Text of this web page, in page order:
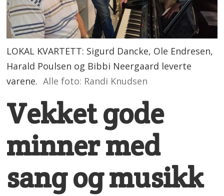
LOKAL KVARTETT: Sigurd Dancke, Ole Endresen,
Harald Poulsen og Bibbi Neergaard leverte
varene. Alle foto: Randi Knudsen
Vekket gode
minner med
sang og musikk